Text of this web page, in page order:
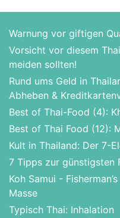
Warnung vor giftigen
Vorsicht vor diesem
meiden sollten!
Rund ums Geld in
Abheben &
Best of Thai-Food (4):
Best of Thai Food (12):
Kult in Thailand: Der 7-
7 Tipps zur günstigsten
Koh Samui -
Masse
Typisch Thai: Inhalation